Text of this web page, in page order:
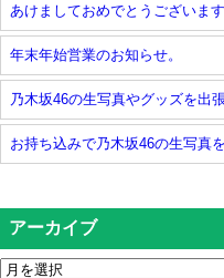
あけましておめでとうございます
年末年始営業のお知らせ。
乃木坂46の生写真やグッズを出
お持ち込みで乃木坂46の生写真
アーカイブ